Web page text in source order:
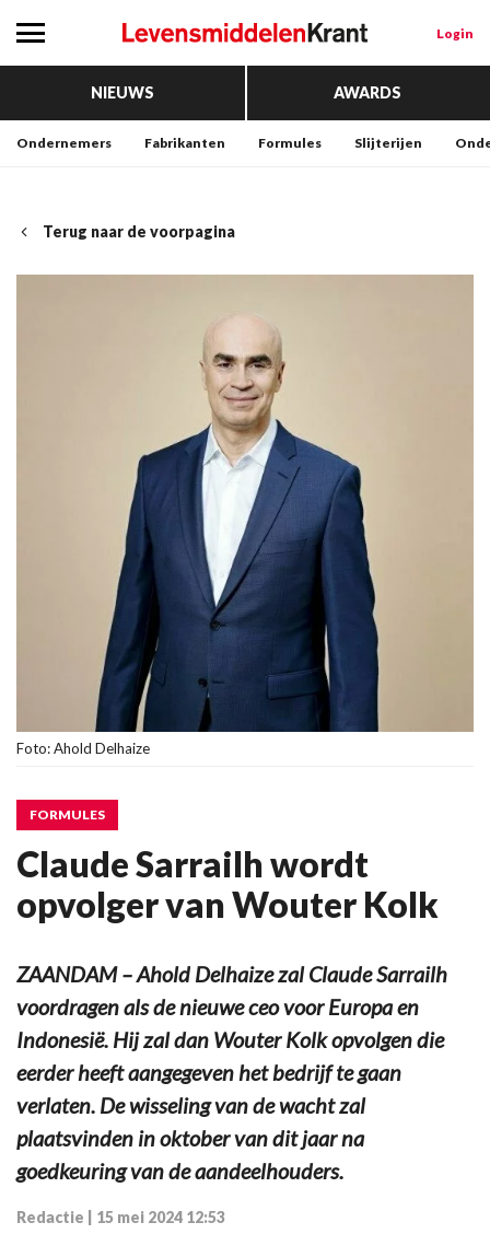
Login
NIEUWS AWARDS
Ondernemers Fabrikanten Formules Slijterijen
Terug naar de voorpagina
Foto: Ahold Delhaize
FORMULES
Claude Sarrailh wordt
opvolger van Wouter Kolk
ZAANDAM – Ahold Delhaize zal Claude Sarrailh
voordragen als de nieuwe ceo voor Europa en
Indonesië. Hij zal dan Wouter Kolk opvolgen die
eerder heeft aangegeven het bedrijf te gaan
verlaten. De wisseling van de wacht zal
plaatsvinden in oktober van dit jaar na
goedkeuring van de aandeelhouders.
Redactie 15 mei 2024 12:53